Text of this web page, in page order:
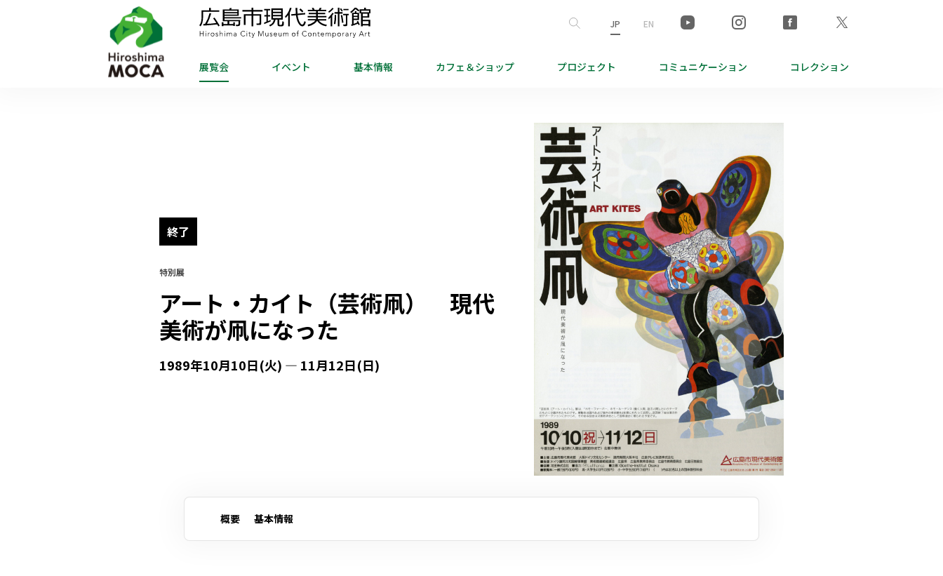
JP EN
展覧会 イベント 基本情報 カフェ＆ショップ プロジェクト コミュニケーション コレクション
終了
特別展
アート・カイト（芸術凧） 現代
美術が凧になった
1989年10月10日(火) — 11月12日(日)
概要 基本情報